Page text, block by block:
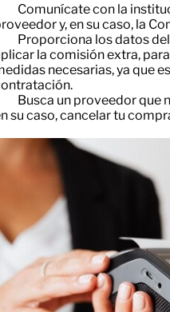
Comunícate con la
y, en su caso, la
​Proporciona los datos
la comisión extra,
necesarias, ya que
​Busca un proveedor que
su caso, cancelar tu